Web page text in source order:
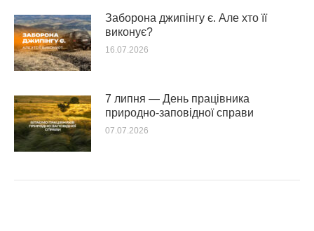
Заборона джипінгу є. Але хто її
виконує?
16.07.2026
7 липня — День працівника
природно-заповідної справи
07.07.2026